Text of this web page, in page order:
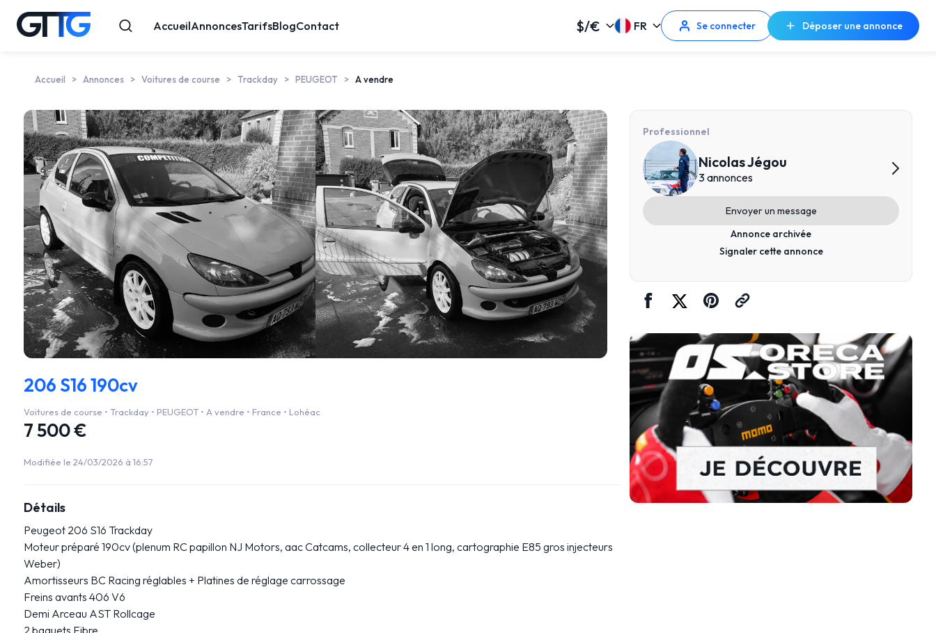
AccueilAnnoncesTarifsBlogContact $/€ FR Se connecter Déposer une annonce
Accueil Annonces Voitures de course Trackday PEUGEOT A vendre
206 S16 190cv
Voitures de course • Trackday • PEUGEOT • A vendre • France • Lohéac
7 500 €
Modifiée le 24/03/2026 à 16:57
Détails
Peugeot 206 S16 Trackday
Moteur préparé 190cv (plenum RC papillon NJ Motors, aac Catcams, collecteur 4 en 1 long, cartographie E85 gros injecteurs
Weber)
Amortisseurs BC Racing réglables + Platines de réglage carrossage
Freins avants 406 V6
Demi Arceau AST Rollcage
2 baquets Fibre
Professionnel
Nicolas Jégou
3 annonces
Envoyer un message
Annonce archivée
Signaler cette annonce